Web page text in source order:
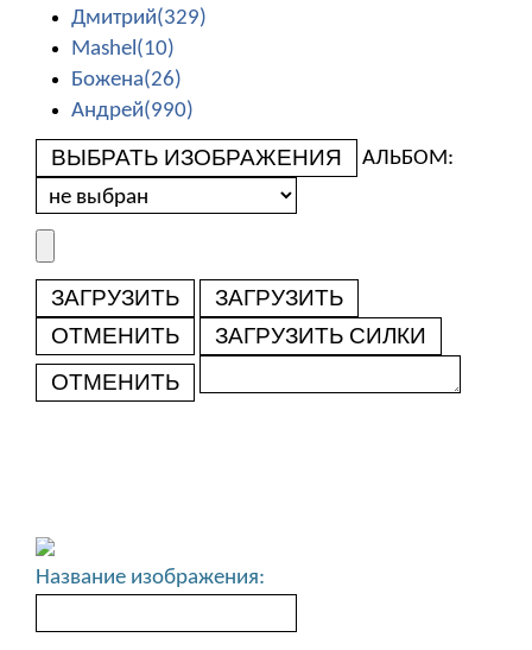
Дмитрий(329)
Mashel(10)
Божена(26)
Андрей(990)
ВЫБРАТЬ ИЗОБРАЖЕНИЯ АЛЬБОМ:
ЗАГРУЗИТЬ
ЗАГРУЗИТЬ
ОТМЕНИТЬ
ЗАГРУЗИТЬ СИЛКИ
ОТМЕНИТЬ
Название изображения: